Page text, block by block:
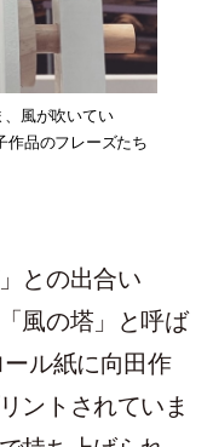
、風が吹いてい
作品のフレーズたち
との出合い
風の塔」と呼ば
ル紙に向田作
ントされていま